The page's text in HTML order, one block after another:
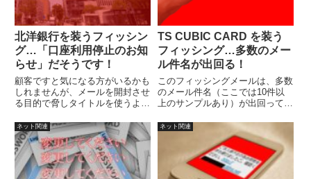
北洋銀行を装うフィッシン
グ…「口座利用停止のお知
らせ」だそうです！
顧客ですと気になる方がいるかも
しれませんが、メールを開封させ
る目的で脅しタイトルを使うよう
ん。
TS CUBIC CARD を装う
フィッシング…多数のメー
ル件名が出回る！
このフィッシングメールは、多数
のメール件名（ここでは10件以
上のサンプルあり）が出回ってい
るかもしれません。
ネット関連 ネット関連